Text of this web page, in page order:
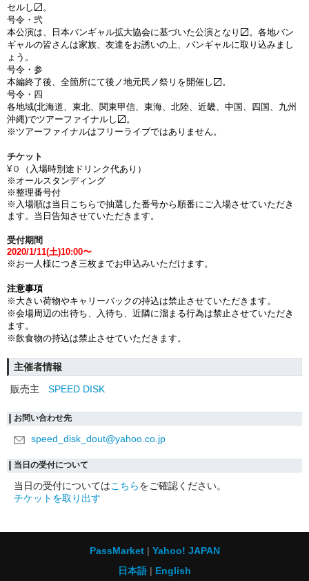
セルし〼。
号令・弐
本公演は、日本バンギャル拡大協会に基づいた公演となり〼。各地バン
ギャルの皆さんは家族、友達をお誘いの上、バンギャルに取り込みまし
ょう。
号令・参
本編終了後、全箇所にて後ノ地元民ノ祭リを開催し〼。
号令・四
各地域(北海道、東北、関東甲信、東海、北陸、近畿、中国、四国、九州
沖縄)でツアーファイナルし〼。
※ツアーファイナルはフリーライブではありません。
チケット
¥０
（入場時別途ドリンク代あり）
※オールスタンディング
※整理番号付
※ 入場順は当日こちらで抽選した番号から順番にご入場させていただき
ます。当日 告知させていただきます。
受付期間
2020/1/11(土)10:00〜
※お一人様につき三枚までお申込みいただけます。
注意事項
※大きい荷物やキャリーバックの持込は禁止させていただきます。
※会場周辺の出待ち、入待ち、近隣に溜まる行為は禁止させていただき
ます。
※飲食物の持込は禁止させていただきます。
主催者情報
販売主
SPEED DISK
お問い合わせ先
speed_disk_dout@yahoo.co.jp
当日の受付について
当日の受付についてはこちらをご確認ください。
チケットを取り出す
PassMarket
Yahoo! JAPAN
日本語
English